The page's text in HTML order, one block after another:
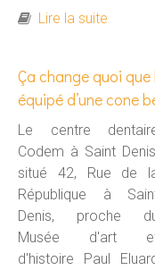
Lire la suite
Ça change quoi
équipé d’une cone
Le centre
Codem à Saint
situé 42, Rue de
République à
Denis, proche
Musée d'art
d'histoire Paul